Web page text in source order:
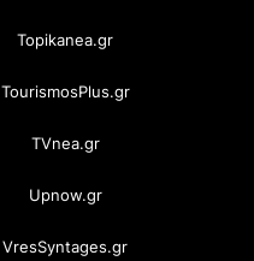
Topikanea.gr
TourismosPlus.gr
TVnea.gr
Upnow.gr
VresSyntages.gr